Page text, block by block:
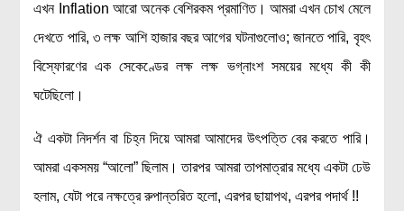
এখন Inflation আরো অনেক বেশিরকম প্রমাণিত। আমরা এখন চোখ মেলে
দেখতে পারি, ৩ লক্ষ আশি হাজার বছর আগের ঘটনাগুলোও; জানতে পারি, বৃহৎ
বিস্ফোরণের এক সেকেণ্ডের লক্ষ লক্ষ ভগ্নাংশ সময়ের মধ্যে কী কী
ঘটেছিলো।
ঐ একটা নিদর্শন বা চিহ্ন দিয়ে আমরা আমাদের উৎপত্তি বের করতে পারি।
আমরা একসময় “আলো” ছিলাম। তারপর আমরা তাপমাত্রার মধ্যে একটা ঢেউ
হলাম, যেটা পরে নক্ষত্রে রুপান্তরিত হলো, এরপর ছায়াপথ, এরপর পদার্থ !!